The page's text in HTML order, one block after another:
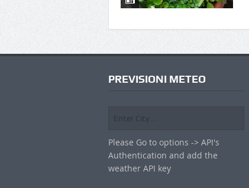
PREVISIONI METEO
Please Go to options -> API's
Authentication and add the
weather API key